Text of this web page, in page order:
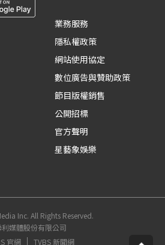
業務服務
隱私權政策
網站使用協定
數位廣告與贊助政策
節目版權銷售
公開招標
官方聲明
星藝象娛樂
Inc. All Rights Reserved.
利媒體股份有限公司
官網
TVBS 新聞網